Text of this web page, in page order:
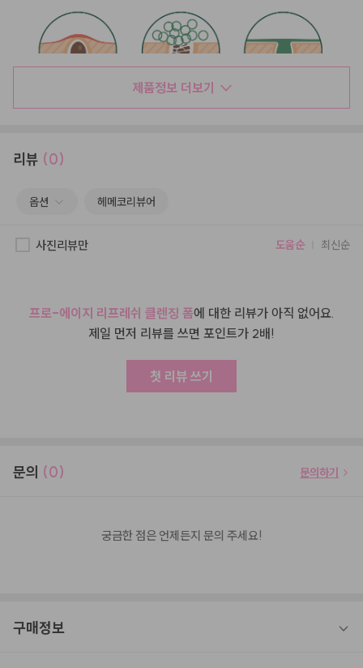
제품정보 더보기
리뷰 (0)
옵션 헤메코리뷰어
사진리뷰만 도움순 최신순
프로-에이지 리프레쉬 클렌징 폼에 대한 리뷰가 아직 없어요.
제일 먼저 리뷰를 쓰면 포인트가 2배!
첫 리뷰 쓰기
문의 (0) 문의하기
궁금한 점은 언제든지 문의 주세요!
구매정보